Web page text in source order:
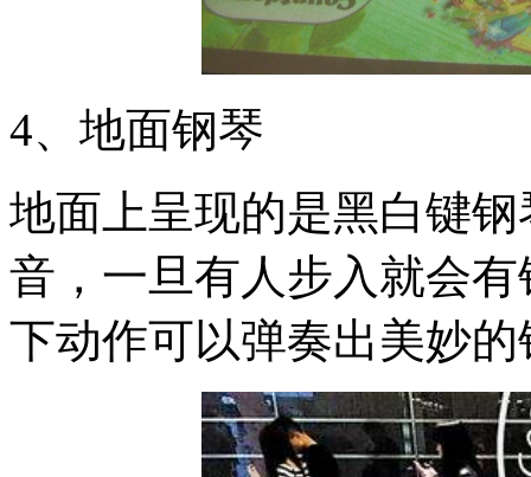
4、地面钢琴
地面上呈现的是黑白键
音，一旦有人步入就会
下动作可以弹奏出美妙